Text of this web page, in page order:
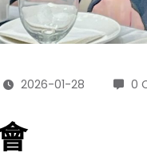
2026-01-28 0